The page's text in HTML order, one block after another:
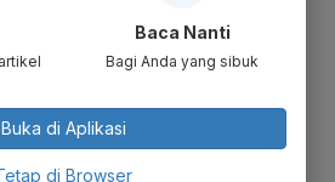
Baca Nanti
Bagi Anda yang sibuk
Buka di Aplikasi
di Browser